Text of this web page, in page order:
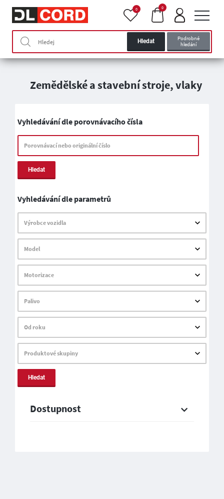
Hledat
Podrobné
hledání
0 0
Zemědělské a stavební stroje, vlaky
Vyhledávání dle porovnávacího čísla
Porovnávací nebo originální číslo
Hledat
Vyhledávání dle parametrů
Výrobce vozidla
Model
Motorizace
Palivo
Od roku
Produktové skupiny
Hledat
Dostupnost